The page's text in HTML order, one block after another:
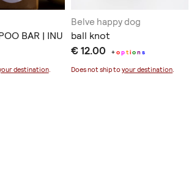
BAR | INU
destination.
Belve happy dog
ball knot
€ 12.00 +option s
Does not ship to your destination.